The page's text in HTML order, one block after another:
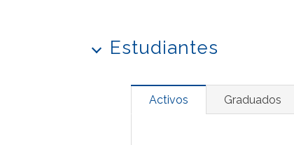
Estudiantes
Activos Graduados